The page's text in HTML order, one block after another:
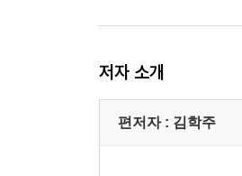
저자 소개
편저자 : 김학주